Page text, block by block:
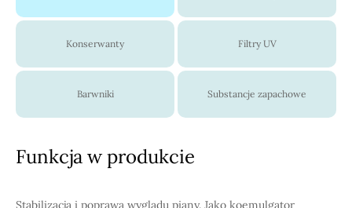
Konserwanty Filtry UV
Barwniki Substancje zapachowe
Funkcja w produkcie
Stabilizacja i poprawa wyglądu piany. Jako koemulgator